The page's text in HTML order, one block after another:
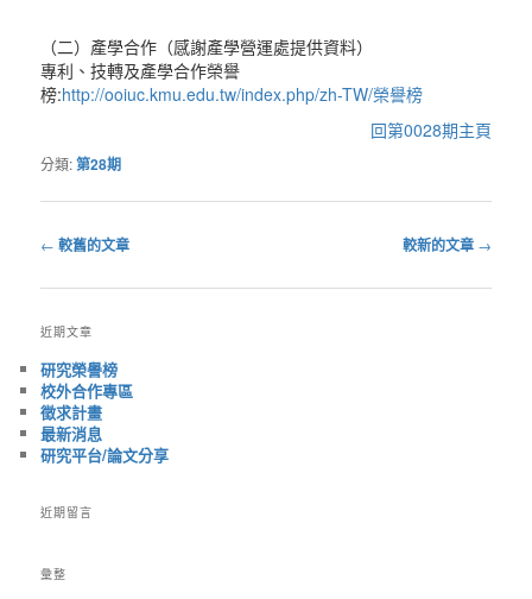
（二）產學合作（感謝產學營運處提供資料）
專利、技轉及產學合作榮譽
榜:http://ooiuc.kmu.edu.tw/index.php/zh-TW/榮譽榜
回第0028期主頁
分類:第28期
章
導
覽
← 較舊的文章 較新的文章 →
近期文章
研究榮譽榜
校外合作專區
徵求計畫
最新消息
研究平台/論文分享
近期留言
彙整